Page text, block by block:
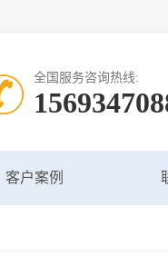
全国服务咨询热线:
客户案例